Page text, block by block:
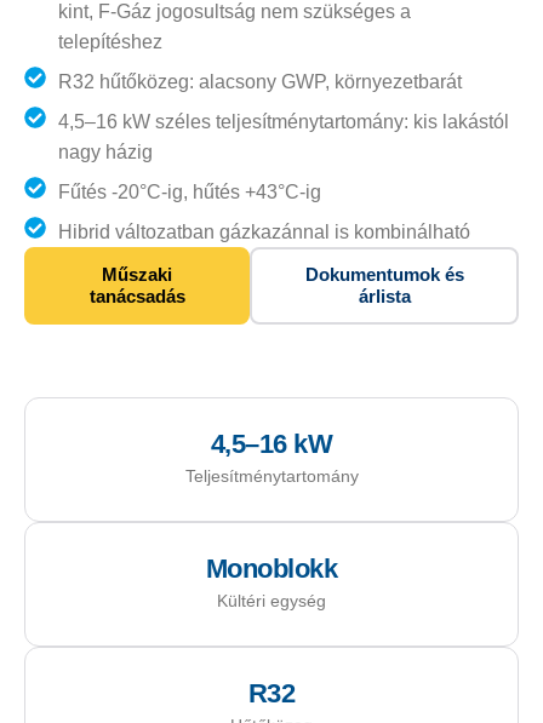
kint, F-Gáz jogosultság nem szükséges a
telepítéshez
R32 hűtőközeg: alacsony GWP, környezetbarát
4,5–16 kW széles teljesítménytartomány: kis lakástól
nagy házig
Fűtés -20°C-ig, hűtés +43°C-ig
Hibrid változatban gázkazánnal is kombinálható
Műszaki
tanácsadás
Dokumentumok és
árlista
4,5–16 kW
Teljesítménytartomány
Monoblokk
Kültéri egység
R32